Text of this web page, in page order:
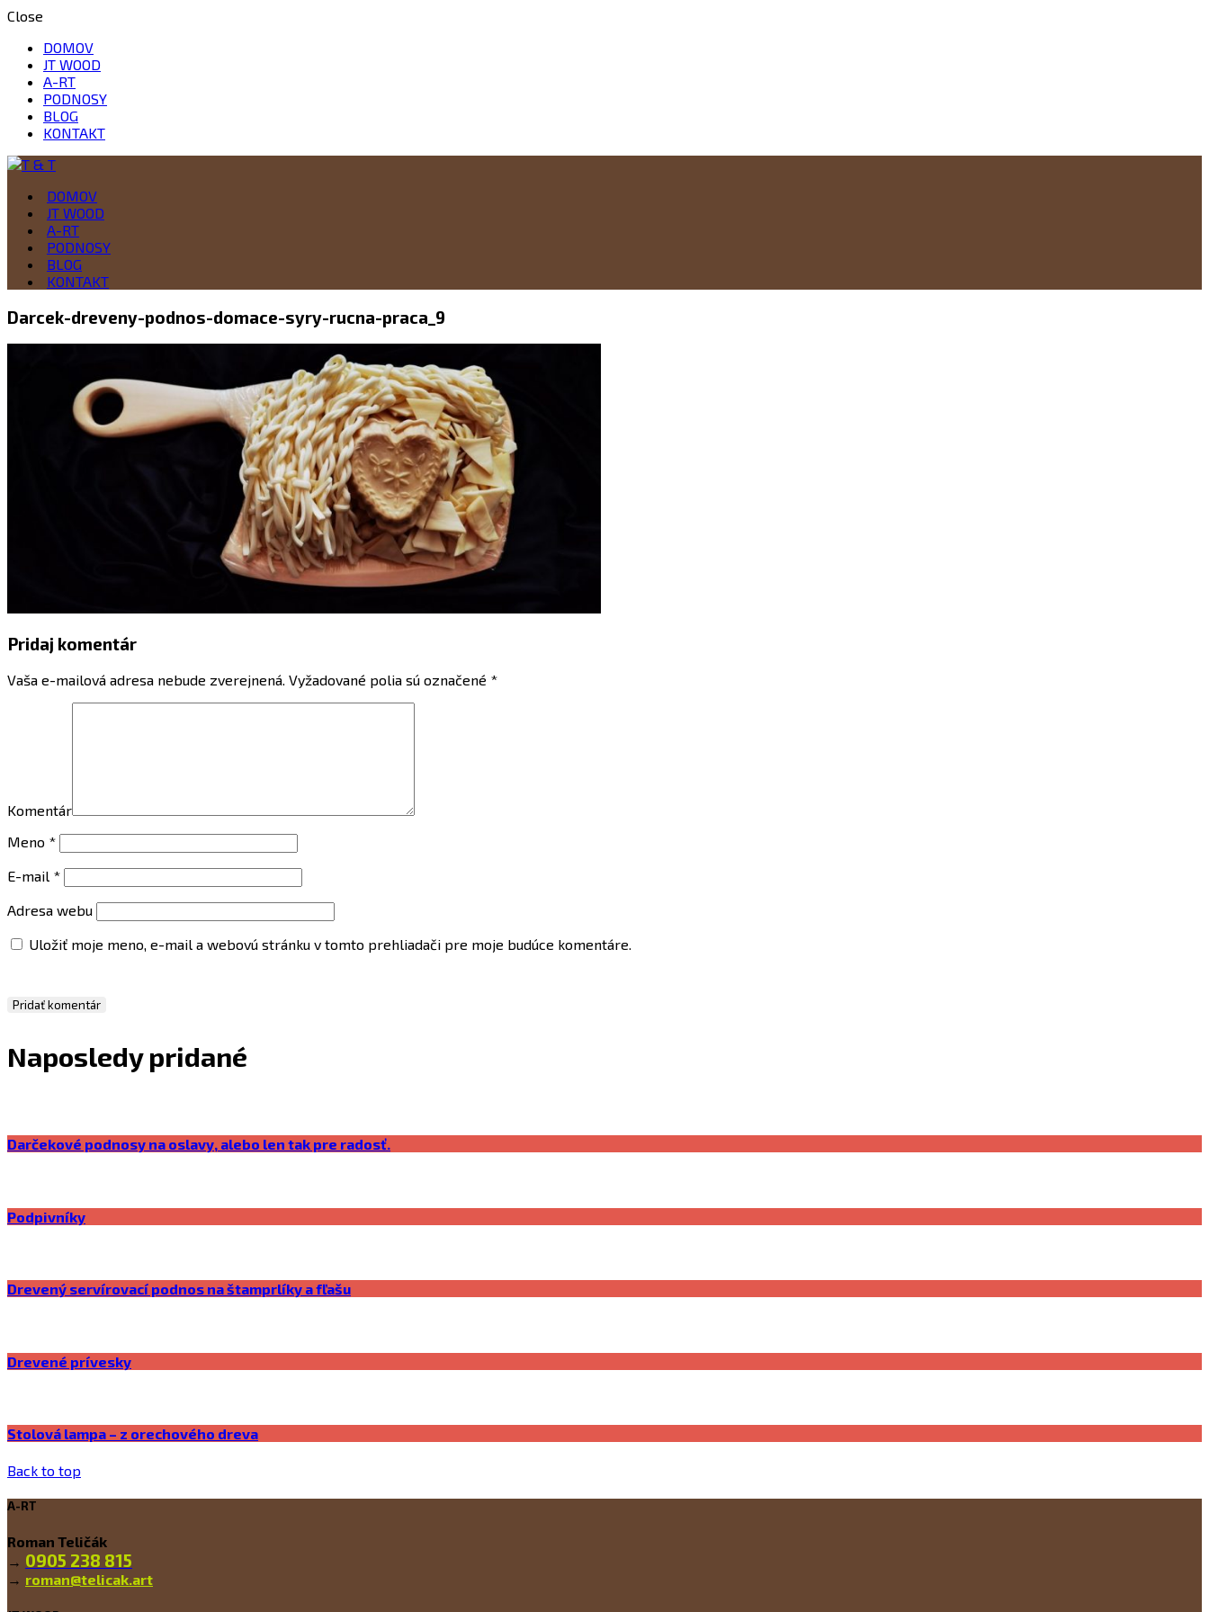
Close
DOMOV
JT WOOD
A-RT
PODNOSY
BLOG
KONTAKT
T & T
Drevo je naša vášeň
DOMOV
JT WOOD
A-RT
PODNOSY
BLOG
KONTAKT
Darcek-dreveny-podnos-domace-syry-rucna-praca_9
Pridaj komentár
Vaša e-mailová adresa nebude zverejnená. Vyžadované polia sú označené *
Komentár
Meno *
E-mail *
Adresa webu
Uložiť moje meno, e-mail a webovú stránku v tomto prehliadači pre moje budúce komentáre.
Naposledy pridané
Darčekové podnosy na oslavy, alebo len tak pre radosť.
Podpivníky
Drevený servírovací podnos na štamprlíky a fľašu
Drevené prívesky
Stolová lampa – z orechového dreva
Back to top
A-RT
Roman Teličák
→ 0905 238 815
→ roman@telicak.art